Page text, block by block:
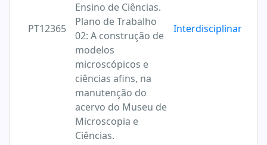
PT12365
Ensino de Ciências.
Plano de Trabalho
02: A construção de
modelos
microscópicos e
ciências afins, na
manutenção do
acervo do Museu de
Microscopia e
Ciências.
Interdisciplinar